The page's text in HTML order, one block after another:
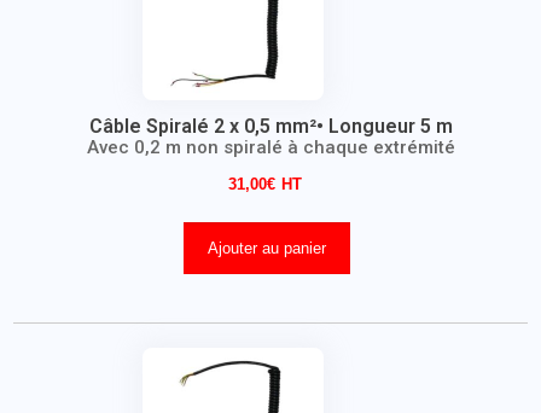
Câble Spiralé 2 x 0,5 mm²• Longueur 5 m
Avec 0,2 m non spiralé à chaque extrémité
31,00€
Ajouter au panier